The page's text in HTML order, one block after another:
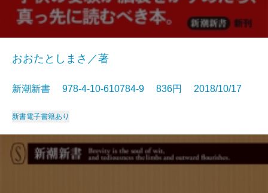
おおたとしまさ／著
新潮新書 978-4-10-610784-9 836円 2018/10/17
新書電子書籍あり